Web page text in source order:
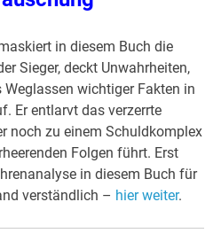
in diesem Buch die
Sieger, deckt Unwahrheiten,
wichtiger Fakten in
Er entlarvt das verzerrte
noch zu einem Schuldkomplex
Folgen führt. Erst
in diesem Buch für
verständlich – hier weiter.